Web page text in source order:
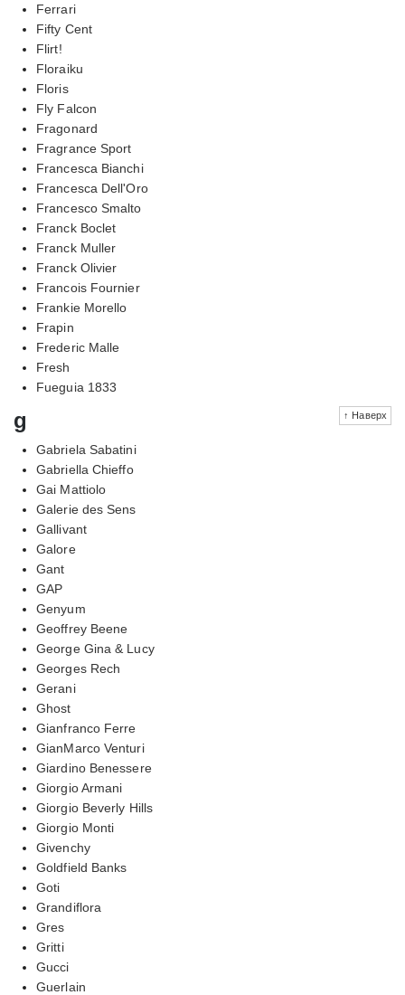
Ferrari
Fifty Cent
Flirt!
Floraiku
Floris
Fly Falcon
Fragonard
Fragrance Sport
Francesca Bianchi
Francesca Dell'Oro
Francesco Smalto
Franck Boclet
Franck Muller
Franck Olivier
Francois Fournier
Frankie Morello
Frapin
Frederic Malle
Fresh
Fueguia 1833
↑ Наверх
g
Gabriela Sabatini
Gabriella Chieffo
Gai Mattiolo
Galerie des Sens
Gallivant
Galore
Gant
GAP
Genyum
Geoffrey Beene
George Gina & Lucy
Georges Rech
Gerani
Ghost
Gianfranco Ferre
GianMarco Venturi
Giardino Benessere
Giorgio Armani
Giorgio Beverly Hills
Giorgio Monti
Givenchy
Goldfield Banks
Goti
Grandiflora
Gres
Gritti
Gucci
Guerlain